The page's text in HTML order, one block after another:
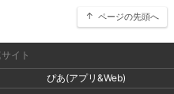
ページの先頭へ
イト
ぴあ(アプリ&Web)